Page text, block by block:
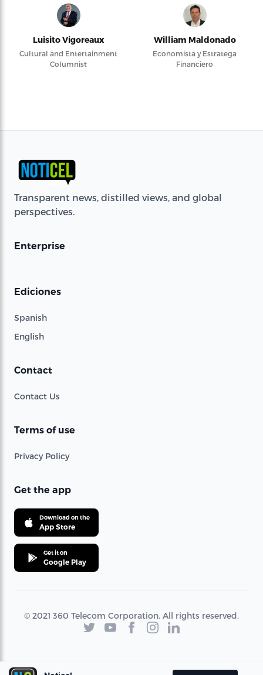
Luisito Vigoreaux
Cultural and Entertainment
Columnist
William Maldonado
Economista y Estratega
Financiero
Transparent news, distilled views, and global
perspectives.
Enterprise
Ediciones
Spanish
English
Contact
Contact Us
Terms of use
Privacy Policy
Get the app
Download on the
App Store
Get it on
Google Play
© 2021 360 Telecom Corporation. All rights reserved.